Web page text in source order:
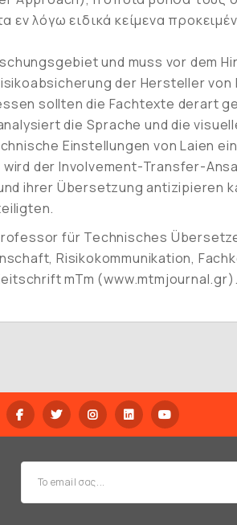
λόγω ειδικά κείμενα
und muss vor dem
der Hersteller
sollten die Fachtexte derart
die Sprache und die
Einstellungen von Laien
der Involvement-Transfer-
ihrer Übersetzung antizipieren
für Technisches
Risikokommunikation,
mTm (www.mtmjournal.gr).